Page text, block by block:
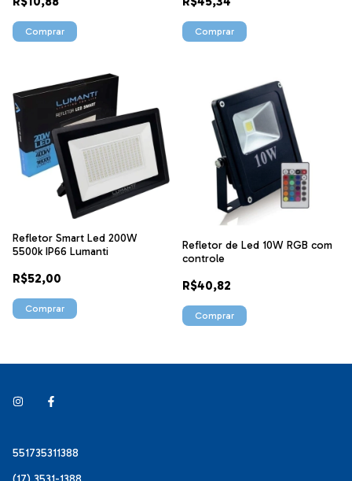
Refletor Smart Led 200W
5500k IP66 Lumanti
R$52,00
Refletor de Led 10W RGB com
controle
R$40,82
551735311388